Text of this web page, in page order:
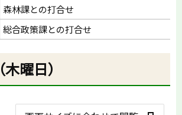
森林課との打合せ
総合政策課との打合せ
曜日）